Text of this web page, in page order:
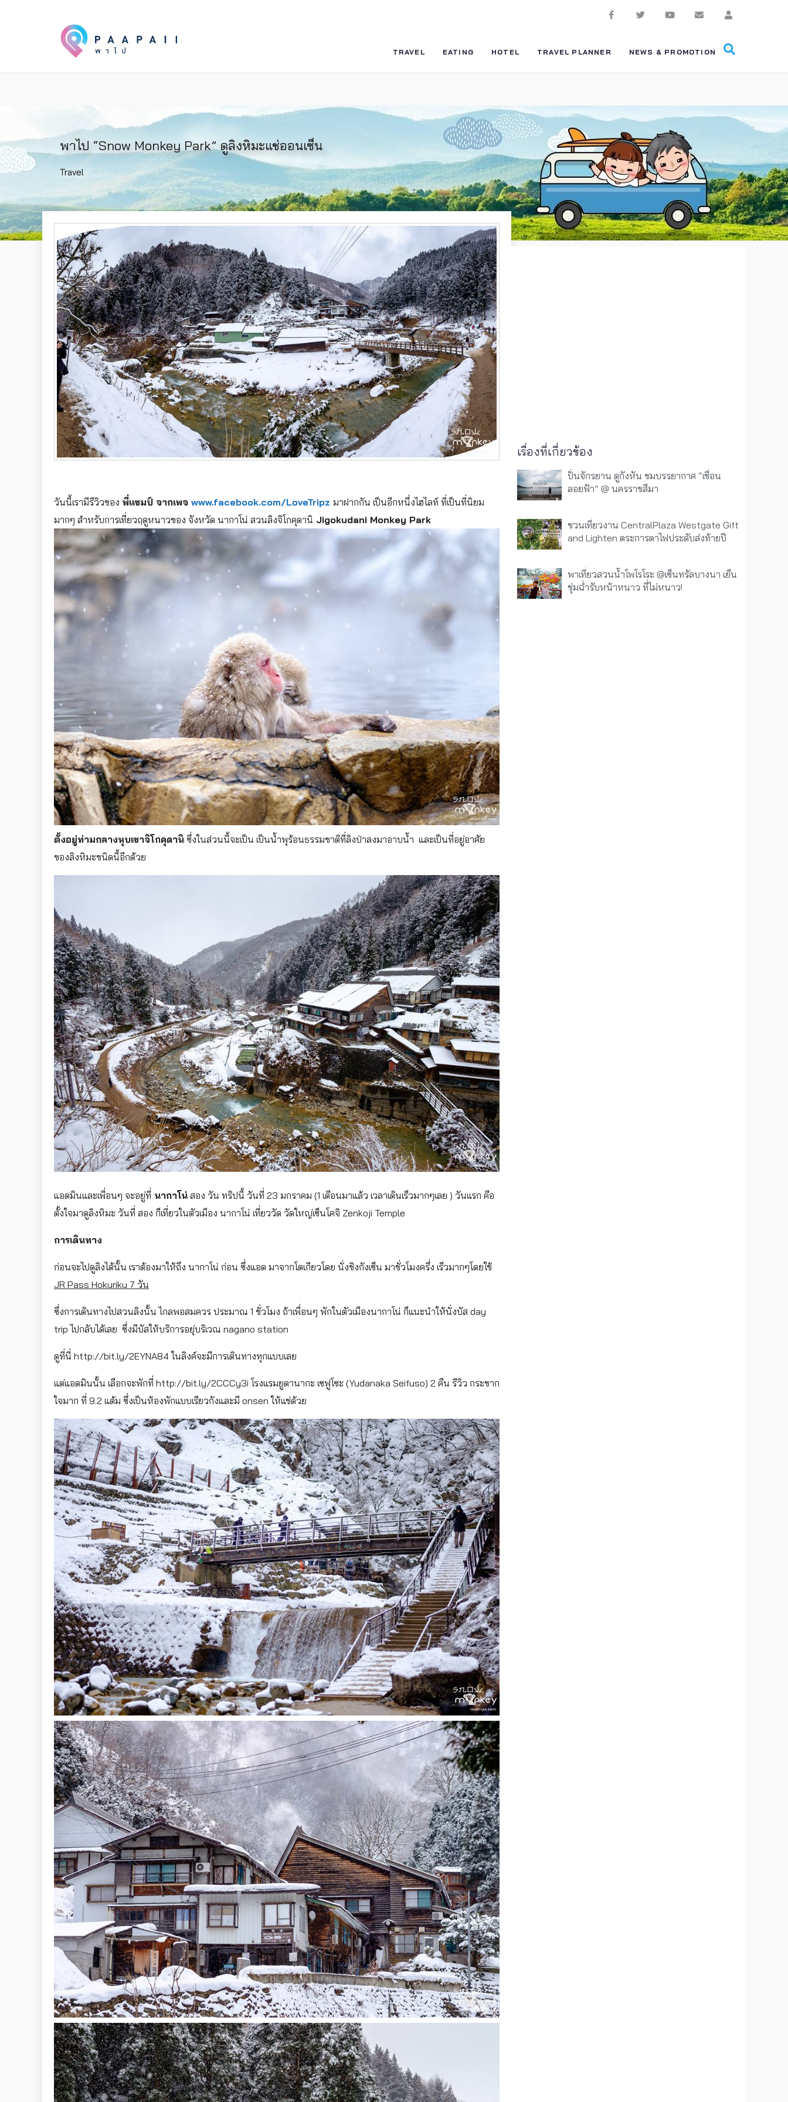
TRAVEL EATING HOTEL TRAVEL PLANNER NEWS & PROMOTION
พาไป “Snow Monkey Park” ดูลิงหิมะแช่ออนเซ็น
Travel
วันนี้เรามีรีวิวของ พี่แชมป์ จากเพจ www.facebook.com/LoveTripz มาฝากกัน เป็นอีกหนึ่งไฮไลท์ ที่เป็นที่นิยม
มากๆ สำหรับการเที่ยวฤดูหนาวของ จังหวัด นากาโน่ สวนลิงจิโกคุดานิ Jigokudani Monkey Park
ตั้งอยู่ท่ามกลางหุบเขาจิโกคุดานิ ซึ่งในส่วนนี้จะเป็น เป็นน้ำพุร้อนธรรมชาติที่ลิงป่าลงมาอาบน้ำ และเป็นที่อยู่อาศัย
ของลิงหิมะชนิดนี้อีกด้วย
แอดมินและเพื่อนๆ จะอยู่ที่ นากาโน่ สอง วัน ทริปนี้ วันที่ 23 มกราคม (1 เดือนมาแล้ว เวลาเดินเร็วมากๆเลย ) วันแรก คือ
ตั้งใจมาดูลิงหิมะ วันที่ สอง ก็เที่ยวในตัวเมือง นากาโน่ เที่ยววัด วัดใหญ่เซ็นโคจิ Zenkoji Temple
การเดินทาง
ก่อนจะไปดูลิงได้นั้น เราต้องมาให้ถึง นากาโน่ ก่อน ซึ่งแอด มาจากโตเกียวโดย นั่งชิงกังเซ็น มาชั่วโมงครึ่ง เร็วมากๆโดยใช้
JR Pass Hokuriku 7 วัน
ซึ่งการเดินทางไปสวนลิงนั้น ไกลพอสมควร ประมาณ 1 ชั่วโมง ถ้าเพื่อนๆ พักในตัวเมืองนากาโน่ ก็แนะนำให้นั่งบัส day
trip ไปกลับได้เลย ซึ่งมีบัสให้บริการอยุ่บริเวณ nagano station
ดูที่นี่ http://bit.ly/2EYNA84 ในลิงค์จะมีการเดินทางทุกแบบเลย
แต่แอดมินนั้น เลือกจะพักที่ http://bit.ly/2CCCy3i โรงแรมยูดานากะ เซฟูโซะ (Yudanaka Seifuso) 2 คืน รีวิว กระชาก
ใจมาก ที่ 9.2 แต้ม ซึ่งเป็นห้องพักแบบเรียวกังและมี onsen ให้แช่ด้วย
เรื่องที่เกี่ยวข้อง
ปั่นจักรยาน ดูกังหัน ชมบรรยากาศ “เขื่อน
ลอยฟ้า” @ นครราชสีมา
ชวนเที่ยวงาน CentralPlaza Westgate Gift
and Lighten ตระการตาไฟประดับส่งท้ายปี
พาเที่ยวสวนน้ำโพโรโระ @เซ็นทรัลบางนา เย็น
ชุ่มฉ่ำรับหน้าหนาว ที่ไม่หนาว!